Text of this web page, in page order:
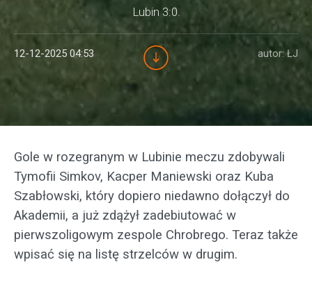
Lubin 3:0.
12-12-2025 04:53 autor: ŁJ
Gole w rozegranym w Lubinie meczu zdobywali
Tymofii Simkov, Kacper Maniewski oraz Kuba
Szabłowski, który dopiero niedawno dołączył do
Akademii, a już zdążył zadebiutować w
pierwszoligowym zespole Chrobrego. Teraz także
wpisać się na listę strzelców w drugim.